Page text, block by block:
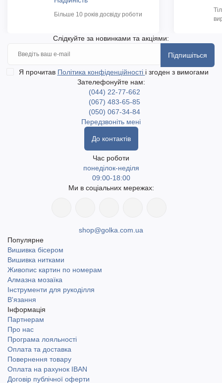
Більше 10 років досвіду роботи
Слідкуйте за новинками та акціями:
Підпишіться
Я прочитав Політика конфіденційності і згоден з вимогами
Зателефонуйте нам:
(044) 22-77-662
(067) 483-65-85
(050) 067-34-84
Передзвоніть мені
До контактів
Час роботи
понеділок-неділя
09:00-18:00
Ми в соціальних мережах:
shop@golka.com.ua
Популярне
Вишивка бісером
Вишивка нитками
Живопис картин по номерам
Алмазна мозаїка
Інструменти для рукоділля
В'язання
Інформація
Партнерам
Про нас
Програма лояльності
Оплата та доставка
Повернення товару
Оплата на рахунок IBAN
Договір публічної оферти